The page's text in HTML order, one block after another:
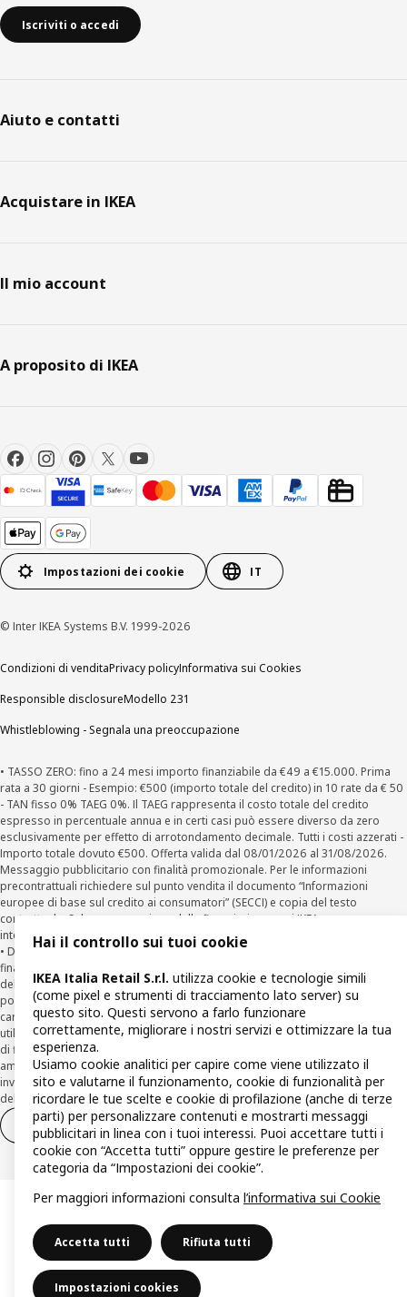
Iscriviti o accedi
Aiuto e contatti
Acquistare in IKEA
Il mio account
A proposito di IKEA
Impostazioni dei cookie IT
© Inter IKEA Systems B.V. 1999-2026
Condizioni di venditaPrivacy policyInformativa sui Cookies
Responsible disclosureModello 231
Whistleblowing - Segnala una preoccupazione
• TASSO ZERO: fino a 24 mesi importo finanziabile da €49 a €15.000. Prima
rata a 30 giorni - Esempio: €500 (importo totale del credito) in 10 rate da € 50
- TAN fisso 0% TAEG 0%. Il TAEG rappresenta il costo totale del credito
espresso in percentuale annua e in certi casi può essere diverso da zero
esclusivamente per effetto di arrotondamento decimale. Tutti i costi azzerati -
Importo totale dovuto €500. Offerta valida dal 08/01/2026 al 31/08/2026.
Messaggio pubblicitario con finalità promozionale. Per le informazioni
precontrattuali richiedere sul punto vendita il documento “Informazioni
europee di base sul credito ai consumatori” (SECCI) e copia del testo
contrattuale. Salvo approvazione della finanziaria per cui IKEA opera come
intermediario del credito non in esclusiva.
• Diritto di Ripensamento (recesso ex art. 125 ter T.U.B.) dal contratto di
finanziamento Agos: il Cliente può recedere dal Contratto entro la scadenza
della prima rata inviando una richiesta scritta di recesso ad Agos a mezzo
posta elettronica (clienti@agos.it ), pec (info@pec.agosducato.it), posta
cartacea (Viale Fulvio Testi, 280 - 20126 Milano) e per via telematica –
utilizzando la funzionalità sul sitowww.agos.it(“Recesso”) - anche per richieste
di finanziamento effettuate con canali a distanza. In caso di pre-
ammortamento, la comunicazione di recesso da parte del Cliente deve essere
inviata, con le modalità di cui sopra entro 30 giorni dalla data di accettazione
della richiesta di finanziamento.
Diritto di recesso
Diritto di recesso per i servizi
Hai il controllo sui tuoi cookie
IKEA Italia Retail S.r.l. utilizza cookie e tecnologie simili
(come pixel e strumenti di tracciamento lato server) su
questo sito. Questi servono a farlo funzionare
correttamente, migliorare i nostri servizi e ottimizzare la tua
esperienza.
Usiamo cookie analitici per capire come viene utilizzato il
sito e valutarne il funzionamento, cookie di funzionalità per
ricordare le tue scelte e cookie di profilazione (anche di terze
parti) per personalizzare contenuti e mostrarti messaggi
pubblicitari in linea con i tuoi interessi. Puoi accettare tutti i
cookie con “Accetta tutti” oppure gestire le preferenze per
categoria da “Impostazioni dei cookie”.
Per maggiori informazioni consulta l’informativa sui Cookie
Accetta tutti Rifiuta tutti
Impostazioni cookies